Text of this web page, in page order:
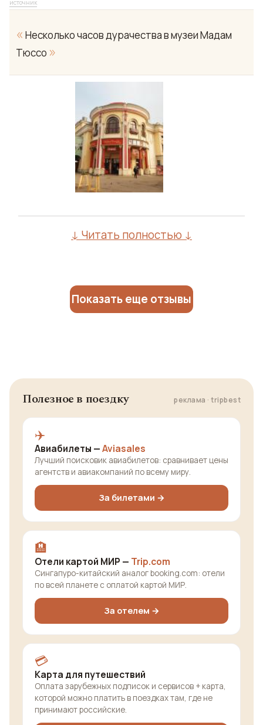
источник
« Несколько часов дурачества в музеи Мадам
Тюссо »
↓ Читать полностью ↓
Показать еще отзывы
Полезное в поездку реклама · tripbest
✈️
Авиабилеты —Aviasales
Лучший поисковик авиабилетов: сравнивает цены
агентств и авиакомпаний по всему миру.
За билетами →
🏨
Отели картой МИР — Trip.com
Сингапуро-китайский аналог booking.com: отели
по всей планете с оплатой картой МИР.
За отелем →
💳
Карта для путешествий
Оплата зарубежных подписок и сервисов + карта,
которой можно платить в поездках там, где не
принимают российские.